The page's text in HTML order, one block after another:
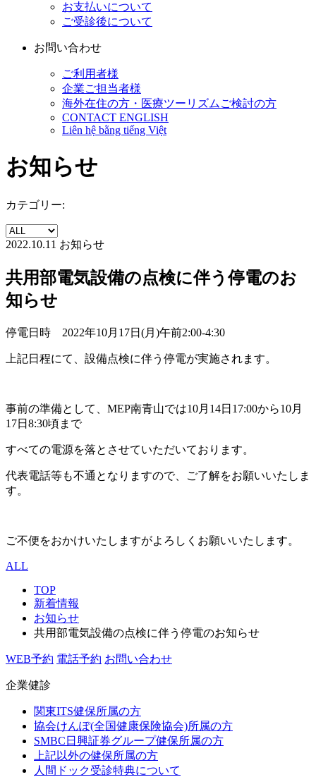
お支払いについて
ご受診後について
お問い合わせ
ご利用者様
企業ご担当者様
海外在住の方・医療ツーリズムご検討の方
CONTACT ENGLISH
Liên hệ bằng tiếng Việt
お知らせ
カテゴリー:
2022.10.11 お知らせ
共用部電気設備の点検に伴う停電のお
知らせ
停電日時 2022年10月17日(月)午前2:00-4:30
上記日程にて、設備点検に伴う停電が実施されます。
事前の準備として、MEP南青山では10月14日17:00から10月
17日8:30頃まで
すべての電源を落とさせていただいております。
代表電話等も不通となりますので、ご了解をお願いいたしま
す。
ご不便をおかけいたしますがよろしくお願いいたします。
ALL
TOP
新着情報
お知らせ
共用部電気設備の点検に伴う停電のお知らせ
WEB予約 電話予約 お問い合わせ
企業健診
関東ITS健保所属の方
協会けんぽ(全国健康保険協会)所属の方
SMBC日興証券グループ健保所属の方
上記以外の健保所属の方
人間ドック受診特典について